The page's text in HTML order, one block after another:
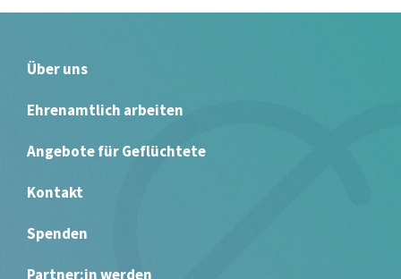
Über uns
Ehrenamtlich arbeiten
Angebote für Geflüchtete
Kontakt
Spenden
Partner:in werden